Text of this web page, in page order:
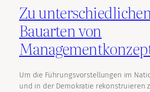
Zu unterschiedlichen
Bauarten von
Um die Führungsvorstellungen im
und in der Demokratie rekonstruieren